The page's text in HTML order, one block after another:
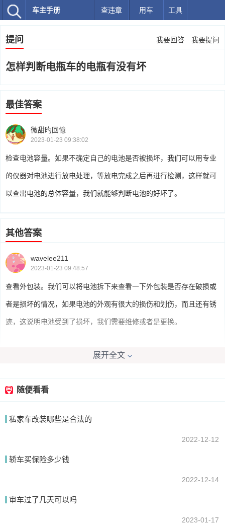
车主手册 查违章 用车 工具
提问 我要回答 我要提问
怎样判断电瓶车的电瓶有没有坏
最佳答案
微甜旳回憶
2023-01-23 09:38:02
检查电池容量。如果不确定自己的电池是否被损坏，我们可以用专业
的仪器对电池进行放电处理，等放电完成之后再进行检测，这样就可
以查出电池的总体容量，我们就能够判断电池的好坏了。
其他答案
wavelee211
2023-01-23 09:48:57
查看外包装。我们可以将电池拆下来查看一下外包装是否存在破损或
者是损坏的情况，如果电池的外观有很大的损伤和划伤，而且还有锈
迹，这说明电池受到了损坏，我们需要维修或者是更换。
电瓶坏了一般来说就是电瓶不撑时候了，一会就没电了，从外观上看
展开全文
随便看看
私家车改装哪些是合法的
2022-12-12
轿车买保险多少钱
2022-12-14
审车过了几天可以吗
2023-01-17